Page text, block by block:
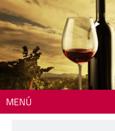
MENÚ